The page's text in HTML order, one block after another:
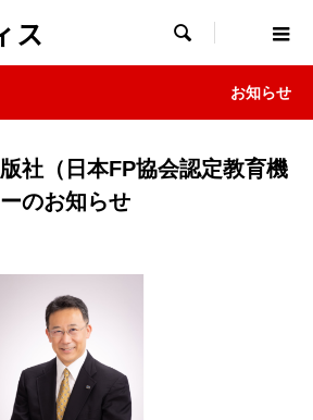
ス 
お知らせ
社（日本FP協会認定教育機
のお知らせ